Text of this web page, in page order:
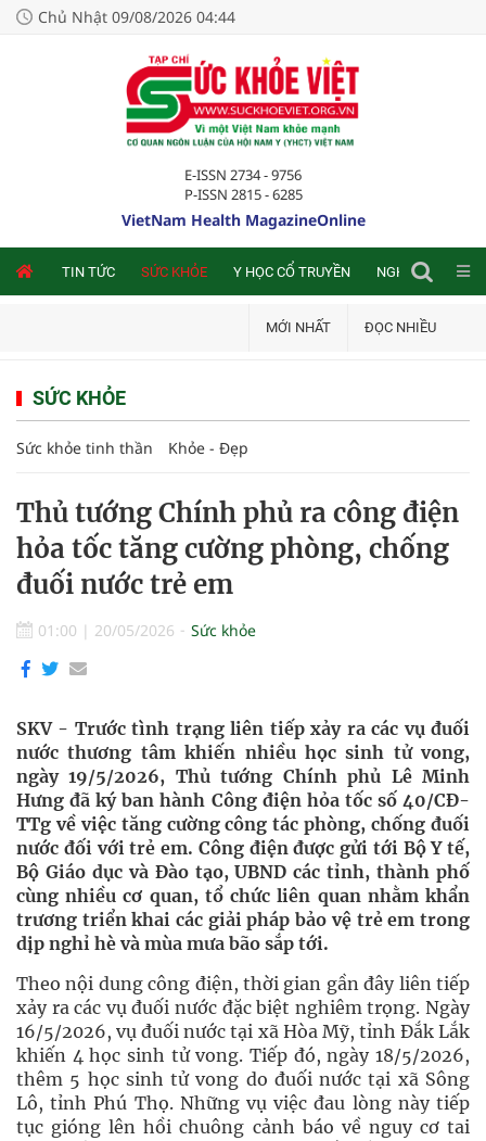
Chủ Nhật 09/08/2026 04:44
E-ISSN 2734 - 9756
P-ISSN 2815 - 6285
VietNam Health MagazineOnline
TIN TỨC SỨC KHỎE Y HỌC CỔ TRUYỀN NGHIÊN CỨU
MỚI NHẤT ĐỌC NHIỀU
SỨC KHỎE
Sức khỏe tinh thần Khỏe - Đẹp
Thủ tướng Chính phủ ra công điện
hỏa tốc tăng cường phòng, chống
đuối nước trẻ em
01:00 | 20/05/2026 Sức khỏe
SKV - Trước tình trạng liên tiếp xảy ra các vụ đuối
nước thương tâm khiến nhiều học sinh tử vong,
ngày 19/5/2026, Thủ tướng Chính phủ Lê Minh
Hưng đã ký ban hành Công điện hỏa tốc số 40/CĐ-
TTg về việc tăng cường công tác phòng, chống đuối
nước đối với trẻ em. Công điện được gửi tới Bộ Y tế,
Bộ Giáo dục và Đào tạo, UBND các tỉnh, thành phố
cùng nhiều cơ quan, tổ chức liên quan nhằm khẩn
trương triển khai các giải pháp bảo vệ trẻ em trong
dịp nghỉ hè và mùa mưa bão sắp tới.
Theo nội dung công điện, thời gian gần đây liên tiếp
xảy ra các vụ đuối nước đặc biệt nghiêm trọng. Ngày
16/5/2026, vụ đuối nước tại xã Hòa Mỹ, tỉnh Đắk Lắk
khiến 4 học sinh tử vong. Tiếp đó, ngày 18/5/2026,
thêm 5 học sinh tử vong do đuối nước tại xã Sông
Lô, tỉnh Phú Thọ. Những vụ việc đau lòng này tiếp
tục gióng lên hồi chuông cảnh báo về nguy cơ tai